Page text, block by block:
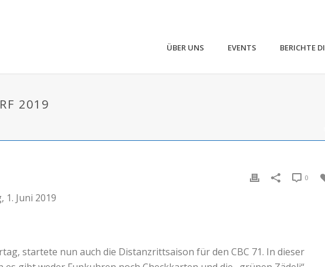
ÜBER UNS EVENTS BERICHTE
2019
0
1. Juni 2019
startete nun auch die Distanzrittsaison für den CBC 71. In dieser